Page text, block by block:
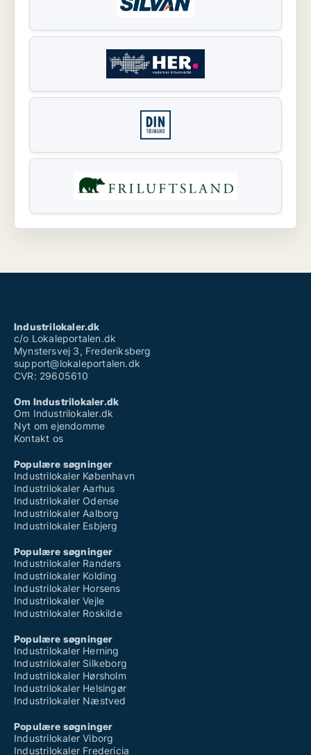
Industrilokaler.dk
c/o Lokaleportalen.dk
Mynstersvej 3, Frederiksberg
support@lokaleportalen.dk
CVR: 29605610
Om Industrilokaler.dk
Om Industrilokaler.dk
Nyt om ejendomme
Kontakt os
Populære søgninger
Industrilokaler København
Industrilokaler Aarhus
Industrilokaler Odense
Industrilokaler Aalborg
Industrilokaler Esbjerg
Populære søgninger
Industrilokaler Randers
Industrilokaler Kolding
Industrilokaler Horsens
Industrilokaler Vejle
Industrilokaler Roskilde
Populære søgninger
Industrilokaler Herning
Industrilokaler Silkeborg
Industrilokaler Hørsholm
Industrilokaler Helsingør
Industrilokaler Næstved
Populære søgninger
Industrilokaler Viborg
Industrilokaler Fredericia